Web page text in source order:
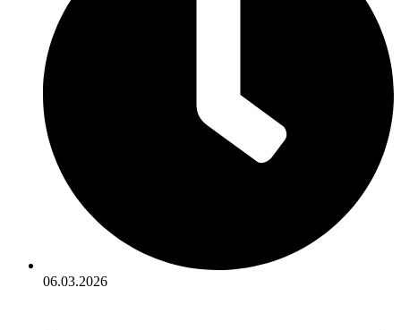
06.03.2026